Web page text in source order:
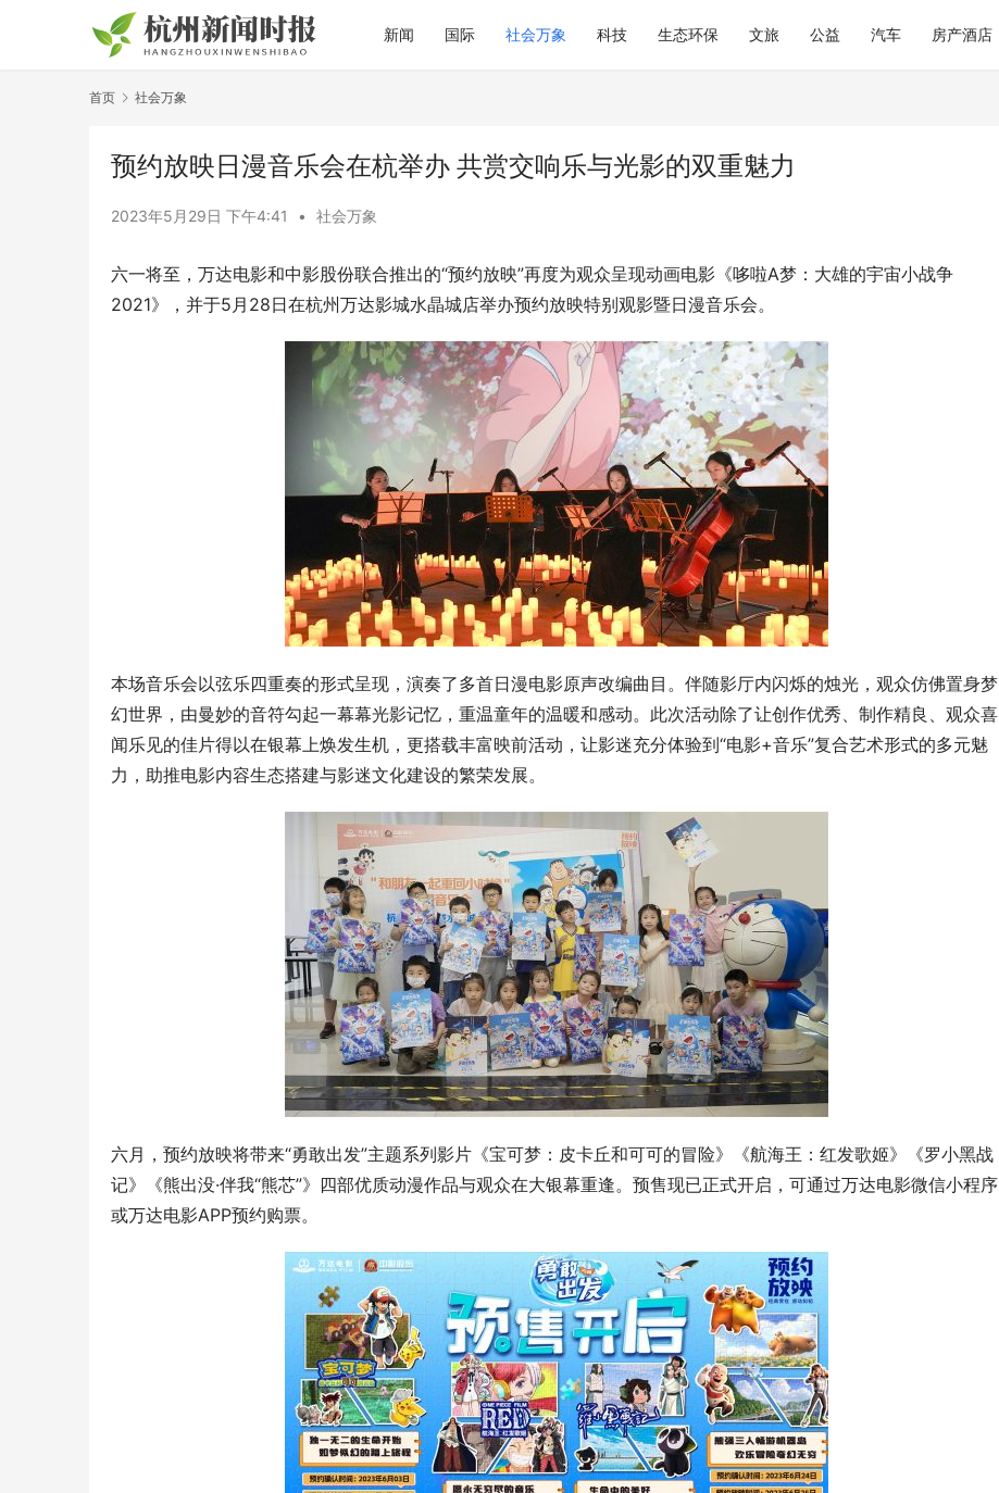
新闻 国际 社会万象 科技 生态环保 文旅 公益 汽车 房产酒店
首页 社会万象
预约放映日漫音乐会在杭举办 共赏交响乐与光影的双重魅力
2023年5月29日 下午4:41 • 社会万象
六一将至，万达电影和中影股份联合推出的“预约放映”再度为观众呈现动画电影《哆啦A梦：大雄的宇宙小战争
2021》，并于5月28日在杭州万达影城水晶城店举办预约放映特别观影暨日漫音乐会。
本场音乐会以弦乐四重奏的形式呈现，演奏了多首日漫电影原声改编曲目。伴随影厅内闪烁的烛光，观众仿佛置身梦
幻世界，由曼妙的音符勾起一幕幕光影记忆，重温童年的温暖和感动。此次活动除了让创作优秀、制作精良、观众喜
闻乐见的佳片得以在银幕上焕发生机，更搭载丰富映前活动，让影迷充分体验到“电影+音乐”复合艺术形式的多元魅
力，助推电影内容生态搭建与影迷文化建设的繁荣发展。
六月，预约放映将带来“勇敢出发”主题系列影片《宝可梦：皮卡丘和可可的冒险》《航海王：红发歌姬》《罗小黑战
记》《熊出没·伴我“熊芯”》四部优质动漫作品与观众在大银幕重逢。预售现已正式开启，可通过万达电影微信小程序
或万达电影APP预约购票。